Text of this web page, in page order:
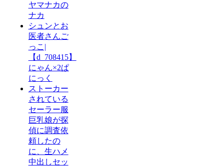
ヤマナカの
ナカ
シュンとお
医者さんご
っこ|
【d_708415】
にゃん×2ぱ
にっく
ストーカー
されている
セーラー服
巨乳娘が探
偵に調査依
頼したの
に、生ハメ
中出しセッ